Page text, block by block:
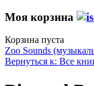
Моя корзина
Корзина пуста
Zoo Sounds
Вернуться к: Все